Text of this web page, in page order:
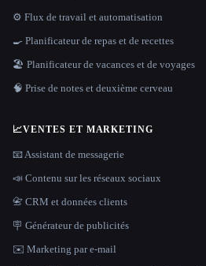
⚙️ Flux de travail et automatisation
🍳 Planificateur de repas et de recettes
🏖 Planificateur de vacances et de voyages
🧠 Prise de notes et deuxième cerveau
📈VENTES ET MARKETING
📧 Assistant de messagerie
📣 Contenu sur les réseaux sociaux
📇 CRM et données clients
🪧 Générateur de publicités
✉️ Marketing par e-mail